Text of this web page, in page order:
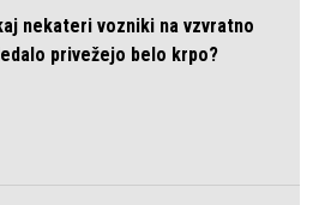
nekateri vozniki na vzvratno
privežejo belo krpo?